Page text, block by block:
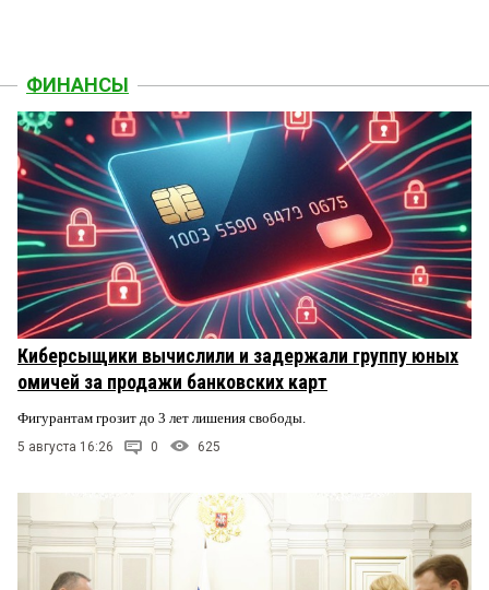
ФИНАНСЫ
Киберсыщики вычислили и задержали группу юных
омичей за продажи банковских карт
Фигурантам грозит до 3 лет лишения свободы.
5 августа 16:26 0 625